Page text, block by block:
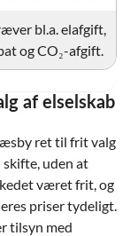
bl.a. elafgift,
og CO₂-afgift.
af elselskab
ret til frit valg
skifte, uden at
været frit, og
priser tydeligt.
tilsyn med